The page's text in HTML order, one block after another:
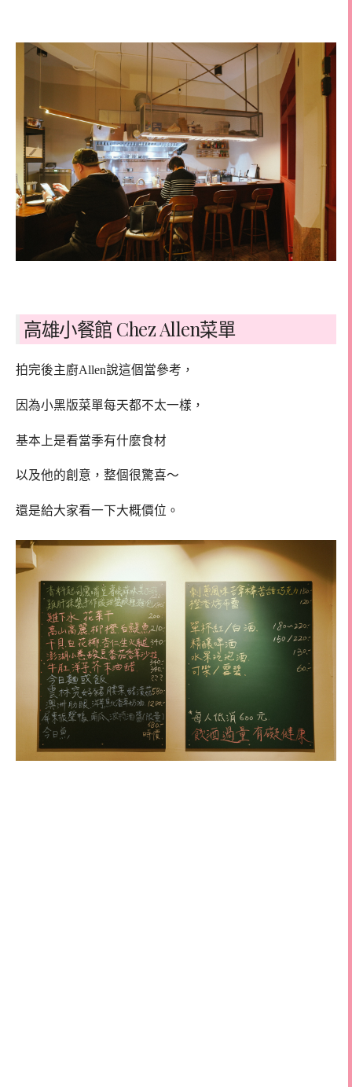
高雄小餐館 Chez Allen菜單
拍完後主廚Allen說這個當參考，
因為小黑版菜單每天都不太一樣，
基本上是看當季有什麼食材
以及他的創意，整個很驚喜～
還是給大家看一下大概價位。